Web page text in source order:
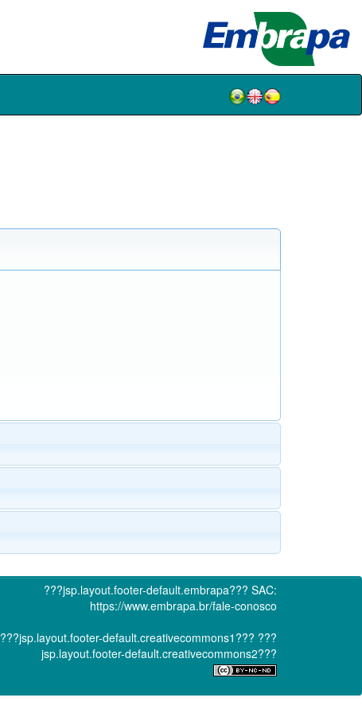
???jsp.layout.footer-default.embrapa??? SAC:
https://www.embrapa.br/fale-conosco
???jsp.layout.footer-default.creativecommons1??? ???
jsp.layout.footer-default.creativecommons2???